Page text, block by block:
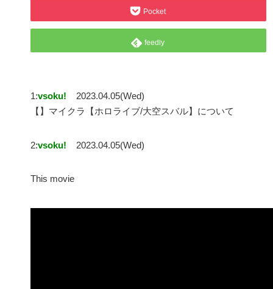
Pocket
feedly
1:vsoku!
2023.04.05(Wed)
【】マイクラ【ホロライブ/大空スバル】について
2:vsoku! 2023.04.05(Wed)
This movie